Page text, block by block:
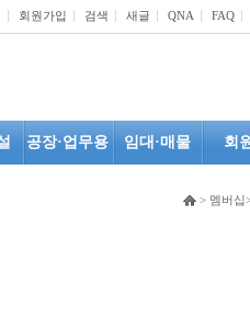
회원가입 검색 새글 QNA FAQ
공장·업무용 임대·매물 회
> 멤버십